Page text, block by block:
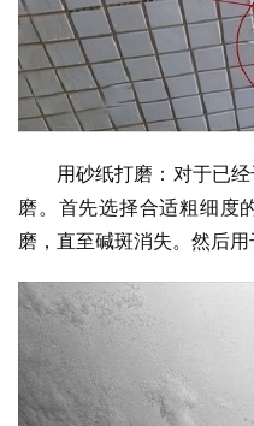
用砂纸打磨：对于已
磨。首先选择合适粗细度
磨，直至碱斑消失。然后用